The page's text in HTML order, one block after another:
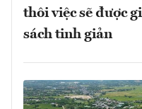
thôi việc sẽ được
sách tinh giản